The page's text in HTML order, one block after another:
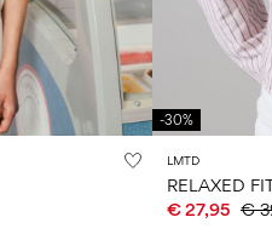
-30%
LMTD
RELAXED
€ 27,95 €